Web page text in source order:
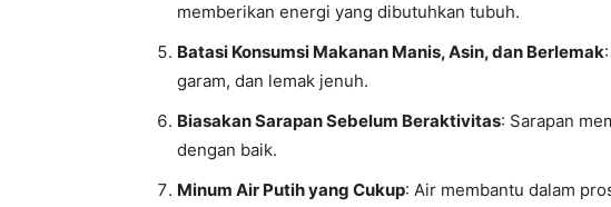
memberikan energi yang dibutuhkan tubuh.
Batasi Konsumsi Makanan Manis, Asin, dan Berlemak
garam, dan lemak jenuh.
Biasakan Sarapan Sebelum Beraktivitas: Sarapan
dengan baik.
Minum Air Putih yang Cukup: Air membantu dalam